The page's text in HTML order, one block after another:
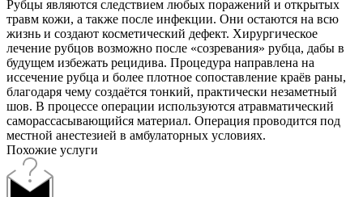
Рубцы являются следствием любых поражений и открытых
травм кожи, а также после инфекции. Они остаются на всю
жизнь и создают косметический дефект. Хирургическое
лечение рубцов возможно после «созревания» рубца, дабы в
будущем избежать рецидива. Процедура направлена на
иссечение рубца и более плотное сопоставление краёв раны,
благодаря чему создаётся тонкий, практически незаметный
шов. В процессе операции используются атравматический
саморассасывающийся материал. Операция проводится под
местной анестезией в амбулаторных условиях.
Похожие услуги